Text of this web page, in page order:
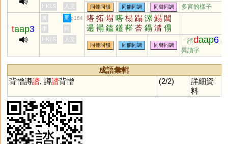
HKLS 人文 同聲同韻 同韻同調 同聲同調 多言的樣子
taap3
黃 周 p164 塔 拓 塌 嗒 榻 蹋 漯 鰨 闒
遢 褟 鎑 鑉 鞳 荅 鎉 涾 傝
搨 毾 錔
李
何
HKLS
人文
同聲同韻 同韻同調 同聲同調
「誻daap6 」
異讀字
成語彙輯
背憎譐誻, 譐誻背憎 (2/2)
詳細資
料